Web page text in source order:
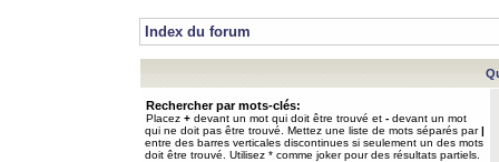
Index du forum
Rechercher par mots-clés:
Placez + devant un mot qui doit être trouvé et - devant un mot
qui ne doit pas être trouvé. Mettez une liste de mots séparés par|
entre des barres verticales discontinues si seulement un des mots
doit être trouvé. Utilisez * comme joker pour des résultats partiels.